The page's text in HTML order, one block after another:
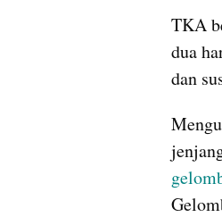
TKA
dua
dan